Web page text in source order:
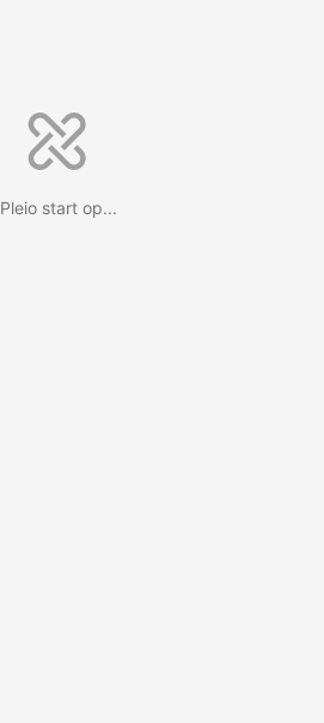
Pleio start op...